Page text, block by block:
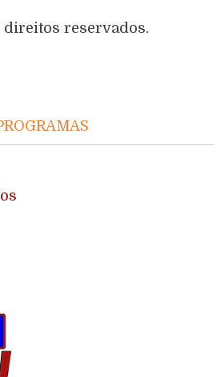
direitos reservados.